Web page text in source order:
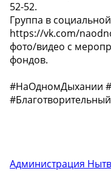
52-52.
Группа в
https://vk.com/
фото/видео с
фондов.
#НаОдномДыхании
Администрация